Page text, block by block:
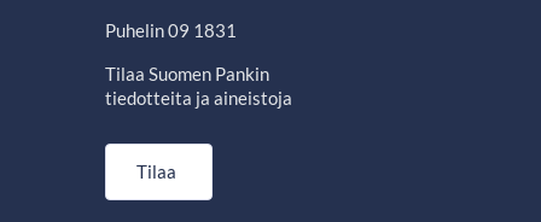
Puhelin 09 1831
Tilaa Suomen Pankin
tiedotteita ja aineistoja
Tilaa